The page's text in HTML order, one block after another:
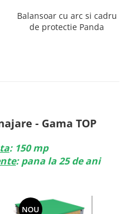
Balansoar cu arc si cadru
de protectie Panda
- Gama TOP
: 150 mp
: pana la 25 de ani
NOU